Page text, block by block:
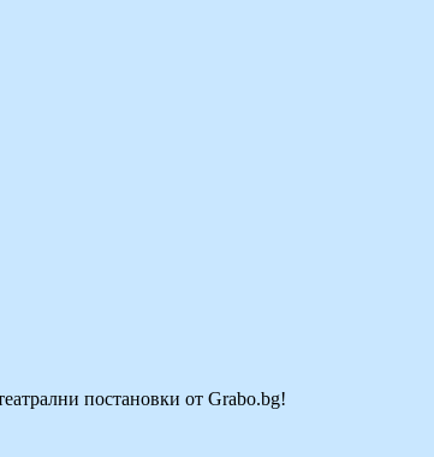
постановки от Grabo.bg!